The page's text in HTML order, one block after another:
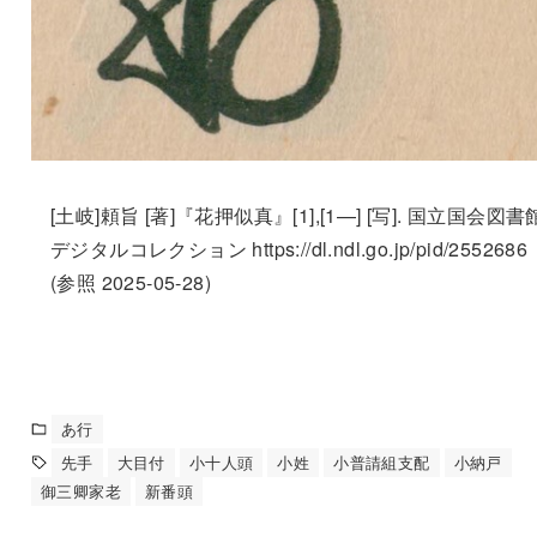
[土岐]頼旨 [著]『花押似真』[1],[1—] [写]. 国立国会図書
デジタルコレクション https://dl.ndl.go.jp/pid/2552686
(参照 2025-05-28)
あ行
先手
大目付 小十人頭 小姓 小普請組支配
小納戸
御三卿家老
新番頭